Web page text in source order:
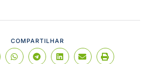
COMPARTILHAR